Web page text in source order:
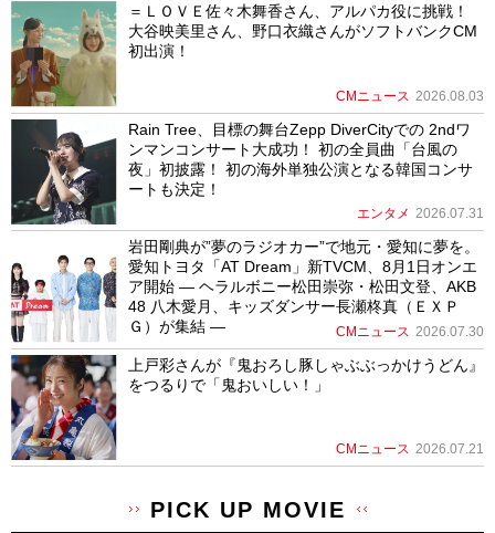
＝ＬＯＶＥ佐々木舞香さん、アルパカ役に挑戦！
大谷映美里さん、野口衣織さんがソフトバンクCM
初出演！
CMニュース 2026.08.03
Rain Tree、目標の舞台Zepp DiverCityでの 2ndワ
ンマンコンサート大成功！ 初の全員曲「台風の
夜」初披露！ 初の海外単独公演となる韓国コンサ
ートも決定！
エンタメ 2026.07.31
岩田剛典が”夢のラジオカー”で地元・愛知に夢を。
愛知トヨタ「AT Dream」新TVCM、8月1日オンエ
ア開始 ― ヘラルボニー松田崇弥・松田文登、AKB
48 八木愛月、キッズダンサー長瀬柊真（ＥＸＰ
Ｇ）が集結 ―
CMニュース 2026.07.30
上戸彩さんが『鬼おろし豚しゃぶぶっかけうどん』
をつるりで「鬼おいしい！」
CMニュース 2026.07.21
PICK UP MOVIE